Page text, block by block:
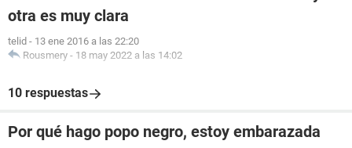
otra es muy clara
telid - 13 ene 2016 a las 22:20
Rousmery - 18 may 2022 a las 14:02
10 respuestas
Por qué hago popo negro, estoy embarazada